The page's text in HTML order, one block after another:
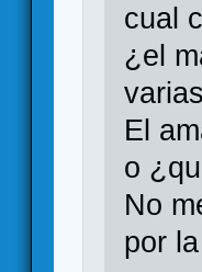
cual
¿el
El
o
No
por